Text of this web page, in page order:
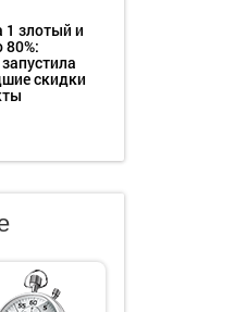
1 злотый и
80%:
скидки